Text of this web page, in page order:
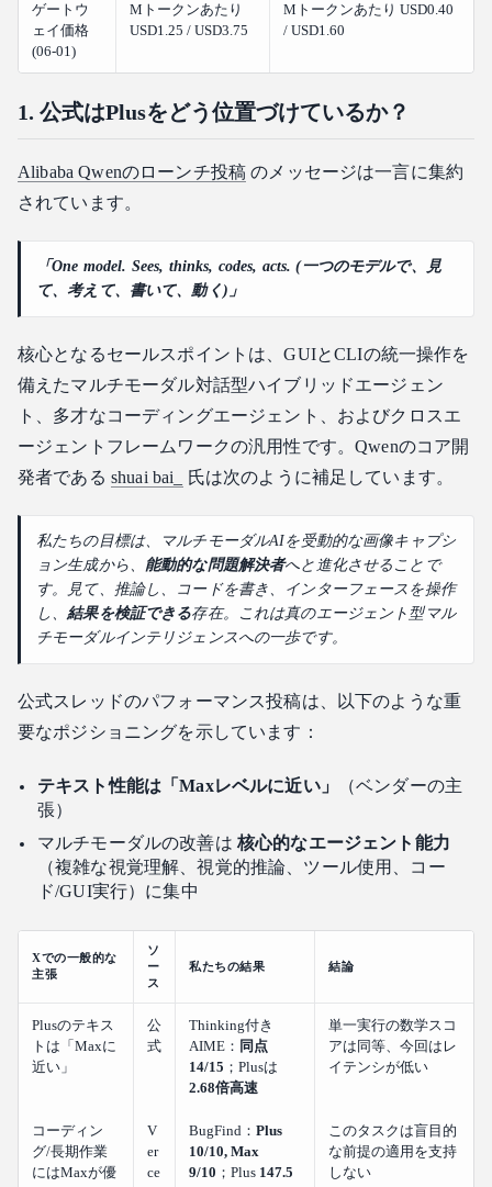
ゲートウ
ェイ価格
(06-01)
Mトークンあたり
USD1.25 / USD3.75
Mトークンあたり USD0.40
/ USD1.60
1. 公式はPlusをどう位置づけているか？
Alibaba Qwenのローンチ投稿 のメッセージは一言に集約
されています。
「One model. Sees, thinks, codes, acts. (一つのモデルで、見
て、考えて、書いて、動く)」
核心となるセールスポイントは、GUIとCLIの統一操作を
備えたマルチモーダル対話型ハイブリッドエージェン
ト、多才なコーディングエージェント、およびクロスエ
ージェントフレームワークの汎用性です。Qwenのコア開
発者である shuai bai_ 氏は次のように補足しています。
私たちの目標は、マルチモーダルAIを受動的な画像キャプシ
ョン生成から、 能動的な問題解決者へと進化させることで
す。見て、推論し、コードを書き、インターフェースを操作
し、結果を検証できる存在。これは真のエージェント型マル
チモーダルインテリジェンスへの一歩です。
公式スレッドのパフォーマンス投稿は、以下のような重
要なポジショニングを示しています：
テキスト性能は「Maxレベルに近い」
（ベンダーの主
張）
マルチモーダルの改善は 核心的なエージェント能力
（複雑な視覚理解、視覚的推論、ツール使用、コー
ド/GUI実行）に集中
Xでの一般的な
主張
ソ
ー
ス
私たちの結果 結論
Plusのテキス
トは「Maxに
近い」
公
式
Thinking付き
AIME： 同点
14/15 ；Plusは
2.68倍高速
単一実行の数学スコ
アは同等、今回はレ
イテンシが低い
コーディン
グ/長期作業
にはMaxが優
V
er
ce
BugFind： Plus
10/10, Max
9/10 ；Plus 147.5
このタスクは盲目的
な前提の適用を支持
しない